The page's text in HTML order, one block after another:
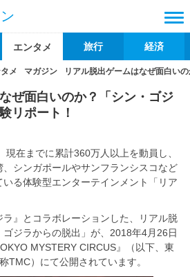
エンタメ 旅行 経済
メ マガジン リアル脱出ゲームはなぜ面白い
ぜ面白いのか？「シン・ゴジ
リポート！
在までに累計360万人以上を動員し、
シンガポールやサンフランシスコなど
る体験型エンターテインメント「リア
』とコラボレーションした、リアル脱
ジラからの脱出」が、2018年4月26日
MYSTERY CIRCUS』（以下、東
TMC）にて公開されています。